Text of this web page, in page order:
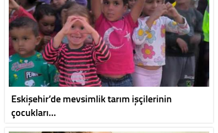
Eskişehir’de mevsimlik tarım işçilerinin
çocukları…